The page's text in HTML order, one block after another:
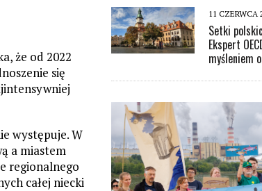
że od 2022
się
występuje. W
a miastem
regionalnego
całej niecki
11 CZERWCA
Setki
Ekspert
myśleniem